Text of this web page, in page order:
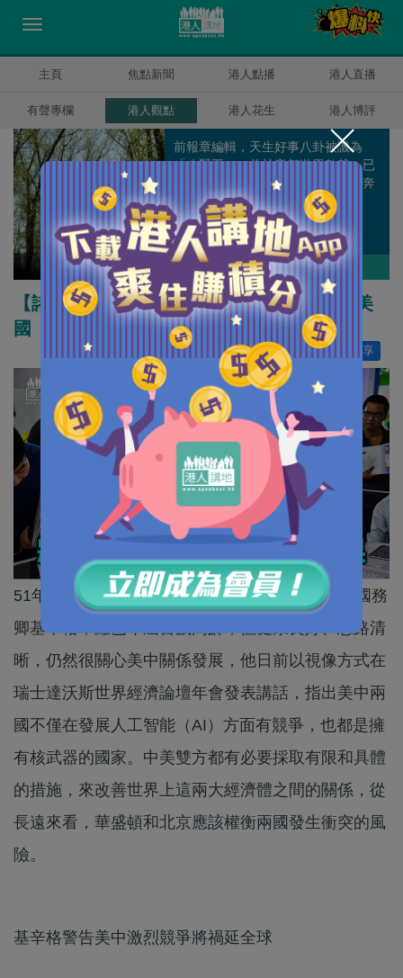
主頁 焦點新聞 港人點播 港人直播
有聲專欄 港人觀點 港人花生 港人博評
盧展常
前報章編輯，天生好事八卦被譏為
「八賢王」，曾於帝都遊學數載，已
過而立之年仍一事無成，每日為口奔
馳但仍渴望能走到天涯海角。
作者其他博評
【諸行無常】人工智能研發比拼 中國完勝美
國
分享
讚好 29
51年前參與主導美中建立正常外交關係的美國前國務
卿基辛格，雖已年屆百歲高齡，但健康良好、思路清
晰，仍然很關心美中關係發展，他日前以視像方式在
瑞士達沃斯世界經濟論壇年會發表講話，指出美中兩
國不僅在發展人工智能（AI）方面有競爭，也都是擁
有核武器的國家。中美雙方都有必要採取有限和具體
的措施，來改善世界上這兩大經濟體之間的關係，從
長遠來看，華盛頓和北京應該權衡兩國發生衝突的風
險。
基辛格警告美中激烈競爭將禍延全球